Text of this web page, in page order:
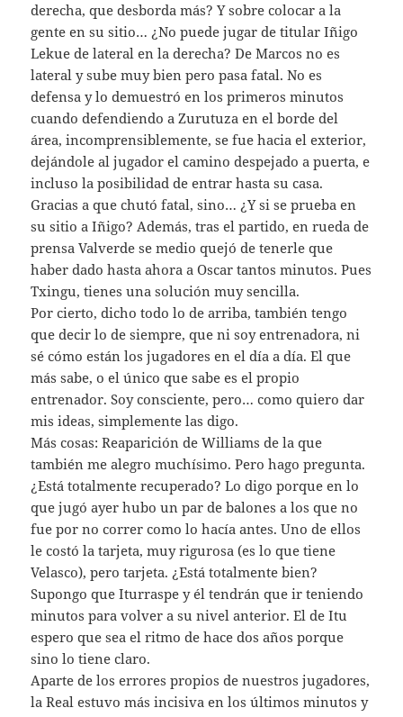
derecha, que desborda más? Y sobre colocar a la
gente en su sitio… ¿No puede jugar de titular Iñigo
Lekue de lateral en la derecha? De Marcos no es
lateral y sube muy bien pero pasa fatal. No es
defensa y lo demuestró en los primeros minutos
cuando defendiendo a Zurutuza en el borde del
área, incomprensiblemente, se fue hacia el exterior,
dejándole al jugador el camino despejado a puerta, e
incluso la posibilidad de entrar hasta su casa.
Gracias a que chutó fatal, sino… ¿Y si se prueba en
su sitio a Iñigo? Además, tras el partido, en rueda de
prensa Valverde se medio quejó de tenerle que
haber dado hasta ahora a Oscar tantos minutos. Pues
Txingu, tienes una solución muy sencilla.
Por cierto, dicho todo lo de arriba, también tengo
que decir lo de siempre, que ni soy entrenadora, ni
sé cómo están los jugadores en el día a día. El que
más sabe, o el único que sabe es el propio
entrenador. Soy consciente, pero… como quiero dar
mis ideas, simplemente las digo.
Más cosas: Reaparición de Williams de la que
también me alegro muchísimo. Pero hago pregunta.
¿Está totalmente recuperado? Lo digo porque en lo
que jugó ayer hubo un par de balones a los que no
fue por no correr como lo hacía antes. Uno de ellos
le costó la tarjeta, muy rigurosa (es lo que tiene
Velasco), pero tarjeta. ¿Está totalmente bien?
Supongo que Iturraspe y él tendrán que ir teniendo
minutos para volver a su nivel anterior. El de Itu
espero que sea el ritmo de hace dos años porque
sino lo tiene claro.
Aparte de los errores propios de nuestros jugadores,
la Real estuvo más incisiva en los últimos minutos y